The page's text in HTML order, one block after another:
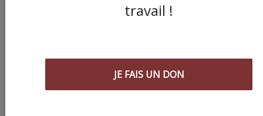
travail !
JE FAIS UN DON